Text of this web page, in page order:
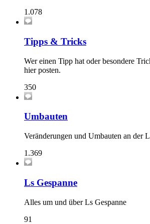
1.078
Tipps & Tricks
Wer einen Tipp hat oder besondere
hier posten.
350
Umbauten
Veränderungen und Umbauten an der
1.369
Ls Gespanne
Alles um und über Ls Gespanne
91